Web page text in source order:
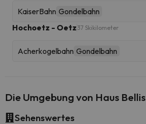
KaiserBahn Gondelbahn
Hochoetz - Oetz 37 Skikilometer
Acherkogelbahn Gondelbahn
Die Umgebung von Haus Bellis
Sehenswertes